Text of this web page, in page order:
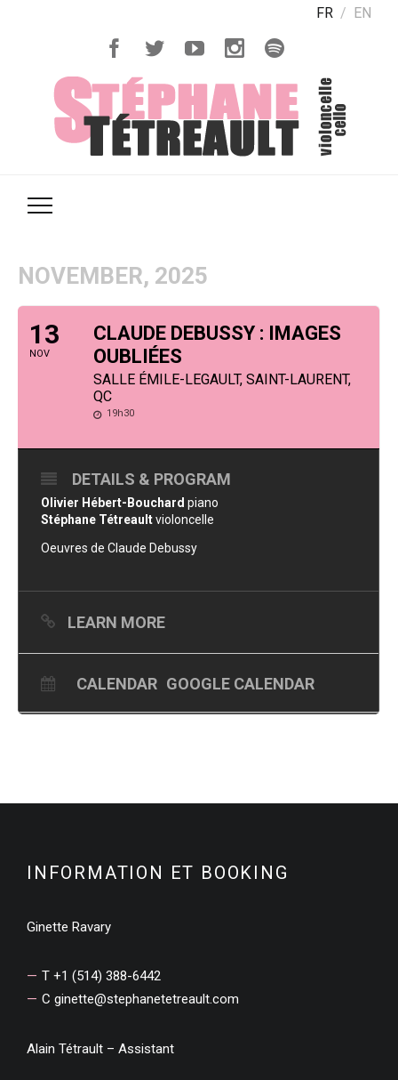
FR EN
NOVEMBER, 2025
13
NOV
CLAUDE DEBUSSY : IMAGES
OUBLIÉES
SALLE ÉMILE-LEGAULT, SAINT-LAURENT,
QC
19h30
DETAILS & PROGRAM
Olivier Hébert-Bouchard piano
Stéphane Tétreaultvioloncelle
Oeuvres de Claude Debussy
LEARN MORE
CALENDAR GOOGLE CALENDAR
INFORMATION ET BOOKING
Ginette Ravary
T +1 (514) 388-6442
C ginette@stephanetetreault.com
Alain Tétrault – Assistant